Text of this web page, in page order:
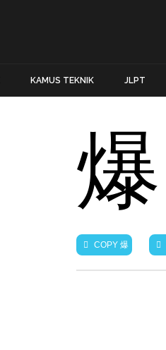
KAMUS TEKNIK JLPT
爆
COPY爆